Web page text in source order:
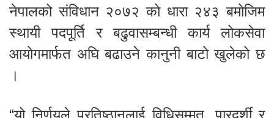
नेपालको संविधान २०७२ को धारा २४३ बमोजिम
स्थायी पदपूर्ति र बढुवासम्बन्धी कार्य लोकसेवा
आयोगमार्फत अघि बढाउने कानुनी बाटो खुलेको छ
।
“यो निर्णयले प्रतिष्ठानलाई विधिसम्मत, पारदर्शी र